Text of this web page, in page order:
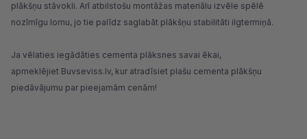
plākšņu stāvokli. Arī atbilstošu montāžas materiālu izvēle spēlē
nozīmīgu lomu, jo tie palīdz saglabāt plākšņu stabilitāti ilgtermiņā.
Ja vēlaties iegādāties cementa plāksnes savai ēkai,
apmeklējiet Buvseviss.lv, kur atradīsiet plašu cementa plākšņu
piedāvājumu par pieejamām cenām!